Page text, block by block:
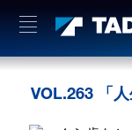
VOL.263 「人